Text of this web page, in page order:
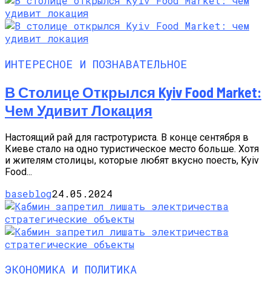
ИНТЕРЕСНОЕ И ПОЗНАВАТЕЛЬНОЕ
В Столице Открылся Kyiv Food Market:
Чем Удивит Локация
Настоящий рай для гастротуриста. В конце сентября в
Киеве стало на одно туристическое место больше. Хотя
и жителям столицы, которые любят вкусно поесть, Kyiv
Food...
baseblog24.05.2024
ЭКОНОМИКА И ПОЛИТИКА